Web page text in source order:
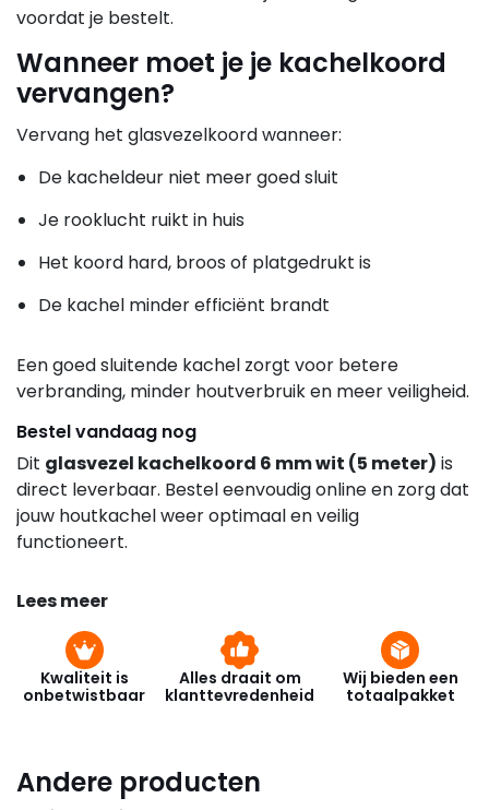
voordat je bestelt.
Wanneer moet je je kachelkoord
vervangen?
Vervang het glasvezelkoord wanneer:
De kacheldeur niet meer goed sluit
Je rooklucht ruikt in huis
Het koord hard, broos of platgedrukt is
De kachel minder efficiënt brandt
Een goed sluitende kachel zorgt voor betere
verbranding, minder houtverbruik en meer veiligheid.
Bestel vandaag nog
Dit glasvezel kachelkoord 6 mm wit (5 meter) is
direct leverbaar. Bestel eenvoudig online en zorg dat
jouw houtkachel weer optimaal en veilig
functioneert.
Lees meer
Kwaliteit is
onbetwistbaar
Alles draait om
klanttevredenheid
Wij bieden een
totaalpakket
Andere producten